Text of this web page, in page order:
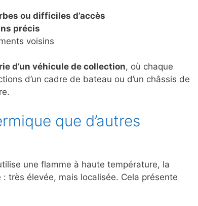
ou difficiles d’accès
précis
voisins
d’un véhicule de collection, où chaque
d’un cadre de bateau ou d’un châssis de
que d’autres
une flamme à haute température, la
très élevée, mais localisée. Cela présente